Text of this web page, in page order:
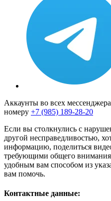
Аккаунты во всех
номеру +7 (985) 189-28-20
Если вы столкнулись с
другой несправедливостью,
информацию, поделиться
требующими общего
удобным вам способом из
вам помочь.
Контактные данные: